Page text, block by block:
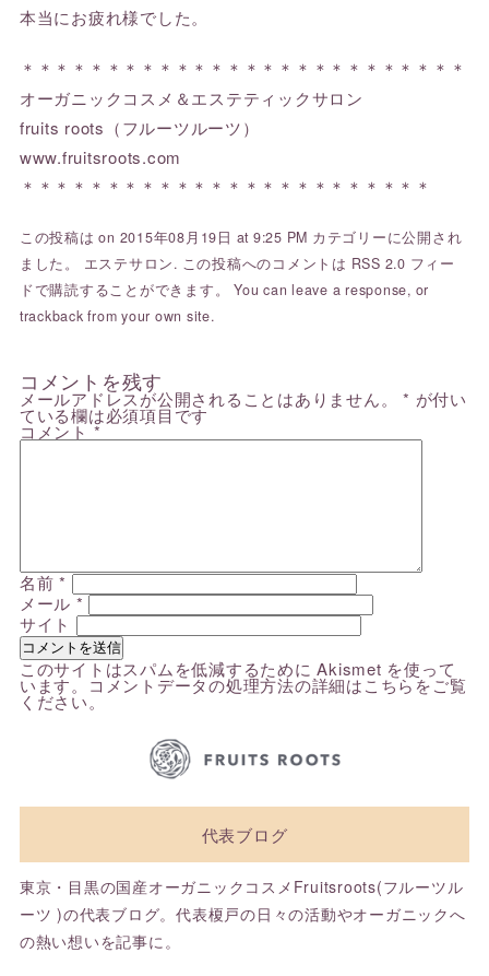
本当にお疲れ様でした。
＊＊＊＊＊＊＊＊＊＊＊＊＊＊＊＊＊＊＊＊＊＊＊＊＊＊
オーガニックコスメ＆エステティックサロン
fruits roots（フルーツルーツ）
www.fruitsroots.com
＊＊＊＊＊＊＊＊＊＊＊＊＊＊＊＊＊＊＊＊＊＊＊＊
この投稿は on 2015年08月19日 at 9:25 PM カテゴリーに公開され
ました。 エステサロン. この投稿へのコメントは RSS 2.0 フィー
ドで購読することができます。 You canleave a response, or
trackback from your own site.
コメントを残す
メールアドレスが公開されることはありません。 * が付い
ている欄は必須項目です
コメント*
名前*
メール *
サイト
このサイトはスパムを低減するために Akismet を使って
います。 コメントデータの処理方法の詳細はこちらをご覧
ください。
代表ブログ
東京・目黒の国産オーガニックコスメFruitsroots(フルーツル
ーツ )の代表ブログ。代表榎戸の日々の活動やオーガニックへ
の熱い想いを記事に。